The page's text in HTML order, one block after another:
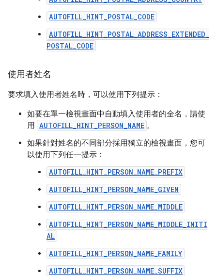
AUTOFILL_HINT_POSTAL_CODE
AUTOFILL_HINT_POSTAL_ADDRESS_EXTENDED_
POSTAL_CODE
使用者姓名
要求填入使用者姓名時，可以使用下列提示：
如要在單一檢視畫面中自動填入使用者的全名，請使
用 AUTOFILL_HINT_PERSON_NAME 。
如果針對姓名的不同部分採用獨立的檢視畫面，您可
以使用下列任一提示：
AUTOFILL_HINT_PERSON_NAME_PREFIX
AUTOFILL_HINT_PERSON_NAME_GIVEN
AUTOFILL_HINT_PERSON_NAME_MIDDLE
AUTOFILL_HINT_PERSON_NAME_MIDDLE_INITI
AL
AUTOFILL_HINT_PERSON_NAME_FAMILY
AUTOFILL_HINT_PERSON_NAME_SUFFIX